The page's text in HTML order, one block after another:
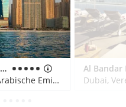
Rixos Premium Dubai JBR
Dubai, Vereinigte Arabische Emirate